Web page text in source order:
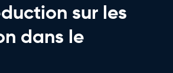
sur les
dans le